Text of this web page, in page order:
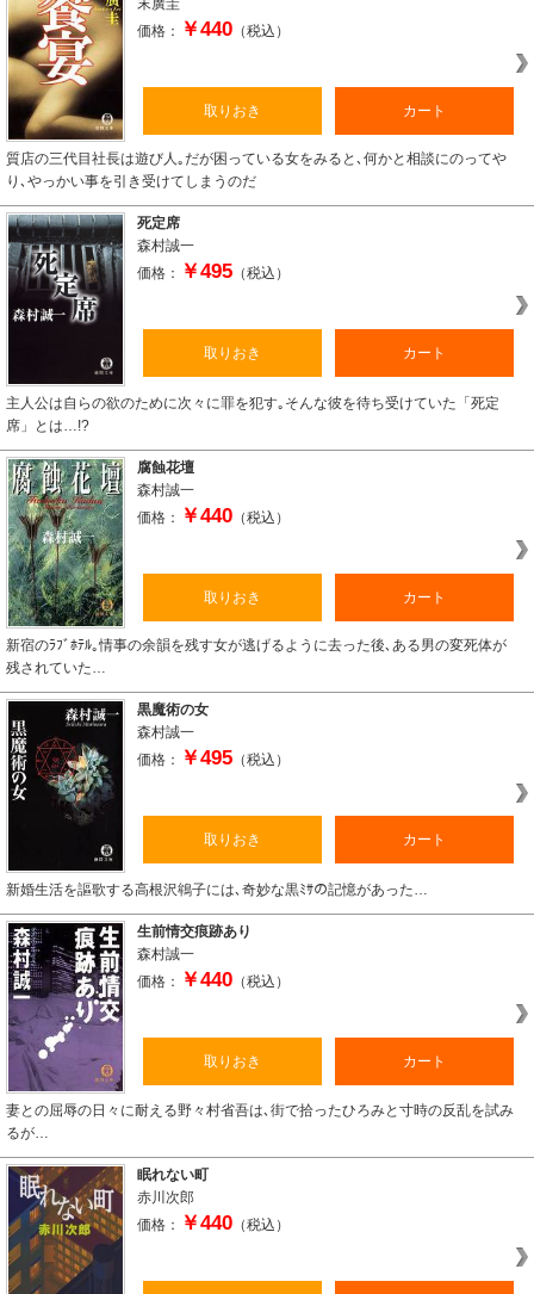
末廣圭
価格：
￥440 （税込）
取りおき カート
質店の三代目社長は遊び人｡だが困っている女をみると､何かと相談にのってや
り､やっかい事を引き受けてしまうのだ
死定席
森村誠一
価格：
￥495 （税込）
取りおき カート
主人公は自らの欲のために次々に罪を犯す｡そんな彼を待ち受けていた「死定
席」とは…!?
腐蝕花壇
森村誠一
価格：
￥440 （税込）
取りおき カート
新宿のﾗﾌﾞﾎﾃﾙ｡情事の余韻を残す女が逃げるように去った後､ある男の変死体が
残されていた…
黒魔術の女
森村誠一
価格：
￥495 （税込）
取りおき カート
新婚生活を謳歌する高根沢鴾子には､奇妙な黒ﾐｻの記憶があった…
生前情交痕跡あり
森村誠一
価格：
￥440 （税込）
取りおき カート
妻との屈辱の日々に耐える野々村省吾は､街で拾ったひろみと寸時の反乱を試み
るが…
眠れない町
赤川次郎
価格：
￥440 （税込）